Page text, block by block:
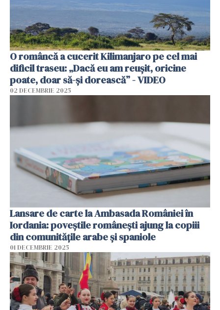
O româncă a cucerit Kilimanjaro pe cel mai
dificil traseu: „Dacă eu am reușit, oricine
poate, doar să-și dorească” - VIDEO
02 DECEMBRIE 2025
Lansare de carte la Ambasada României în
Iordania: poveștile românești ajung la copiii
din comunitățile arabe și spaniole
01 DECEMBRIE 2025